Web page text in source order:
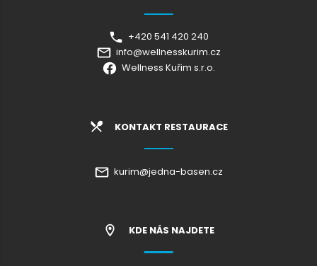
+420 541 420 240
info@wellnesskurim.cz
Wellness Kuřim s.r.o.
KONTAKT RESTAURACE
kurim@jedna-basen.cz
KDE NÁS NAJDETE